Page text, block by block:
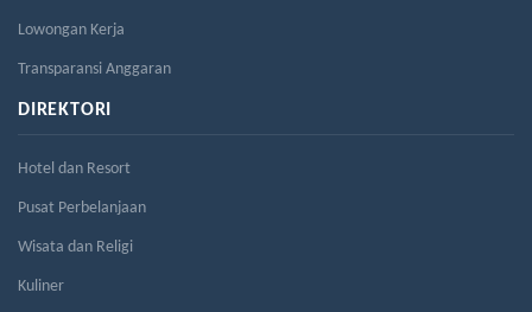
Lowongan Kerja
Transparansi Anggaran
DIREKTORI
Hotel dan Resort
Pusat Perbelanjaan
Wisata dan Religi
Kuliner